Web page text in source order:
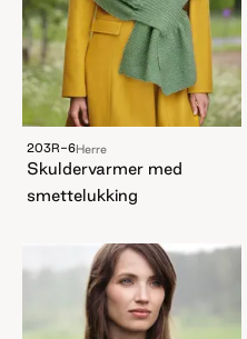
203R-6Herre
Skuldervarmer med
smettelukking